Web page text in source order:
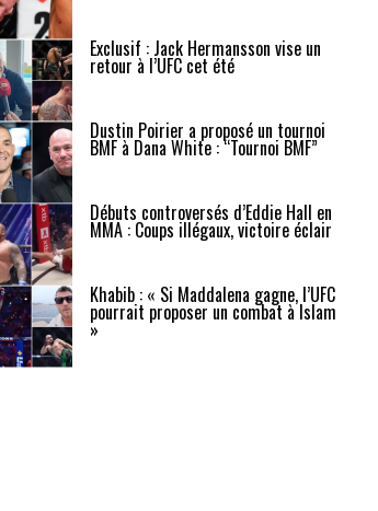
Exclusif : Jack Hermansson vise un
retour à l’UFC cet été
Dustin Poirier a proposé un tournoi
BMF à Dana White : “Tournoi BMF”
Débuts controversés d’Eddie Hall en
MMA : Coups illégaux, victoire éclair
Khabib : « Si Maddalena gagne, l’UFC
pourrait proposer un combat à Islam
»